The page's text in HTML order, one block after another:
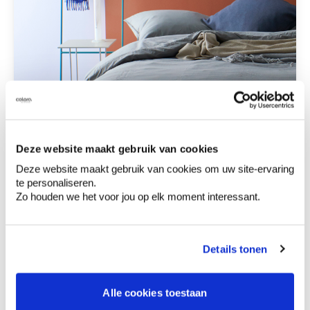
Deze website maakt gebruik van cookies
Deze website maakt gebruik van cookies om uw site-ervaring
te personaliseren.
Zo houden we het voor jou op elk moment interessant.
Details tonen
Alle cookies toestaan
Bekijk inspiratiebeeld
Het kan ook subtieler doorenkel accenten,
zoals een deel van je bureau, een kast of
wandplank in een contrasterend oranje te